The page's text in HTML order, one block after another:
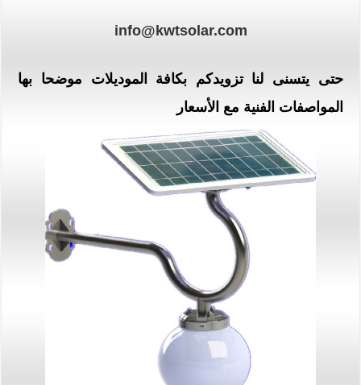
info@kwtsolar.com
حتى يتسنى لنا تزويدكم بكافة الموديلات موضحا بها
المواصفات الفنية مع الأسعار